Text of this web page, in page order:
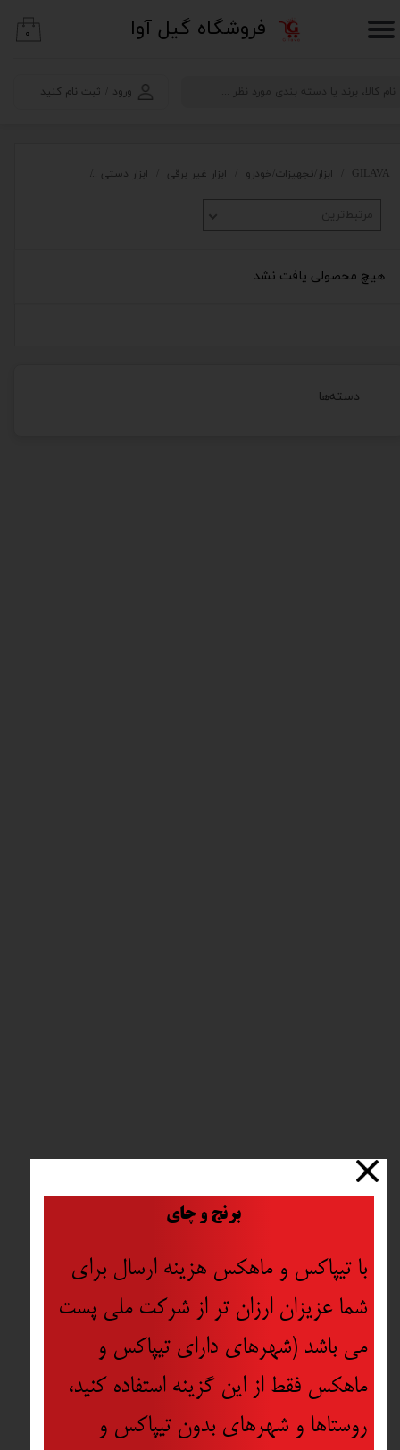
​فروشگاه گیل آوا
ورود ثبت نام کنید
حساب کاربری من
۰
دسته‌ها
GILAVA ابزار/تجهیزات/خودرو ابزار غیر برقی ابزار دستی
مرتبط‌ترین
هیچ محصولی یافت نشد.
برنج و چای
با تیپاکس و ماهکس هزینه ارسال برای
شما عزیزان ارزان تر از شرکت ملی پست
می باشد (شهرهای دارای تیپاکس و
ماهکس فقط از این گزینه استفاده کنید،
روستاها و شهرهای بدون تیپاکس و